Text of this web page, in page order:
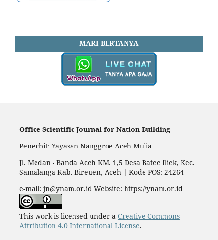
MARI BERTANYA
Office Scientific Journal for Nation Building
Penerbit: Yayasan Nanggroe Aceh Mulia
Jl. Medan - Banda Aceh KM. 1,5 Desa Batee Iliek, Kec.
Samalanga Kab. Bireuen, Aceh | Kode POS: 24264
e-mail: jn@ynam.or.id Website: https://ynam.or.id
This work is licensed under a Creative Commons
Attribution 4.0 International License.